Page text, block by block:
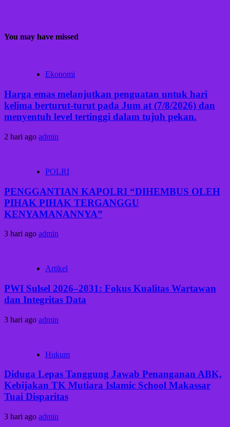
You may have missed
Ekonomi
Harga emas melanjutkan penguatan untuk hari
kelima berturut-turut pada Jum at (7/8/2026) dan
menyentuh level tertinggi dalam tujuh pekan.
2 hari ago admin
POLRI
PENGGANTIAN KAPOLRI “DIHEMBUS OLEH
PIHAK PIHAK TERGANGGU
KENYAMANANNYA”
3 hari ago admin
Artikel
PWI Sulsel 2026–2031: Fokus Kualitas Wartawan
dan Integritas Data
3 hari ago admin
Hukum
Diduga Lepas Tanggung Jawab Penanganan ABK,
Kebijakan TK Mutiara Islamic School Makassar
Tuai Disparitas
3 hari ago admin